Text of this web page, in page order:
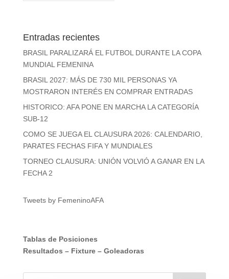
Entradas recientes
BRASIL PARALIZARÁ EL FUTBOL DURANTE LA COPA
MUNDIAL FEMENINA
BRASIL 2027: MÁS DE 730 MIL PERSONAS YA
MOSTRARON INTERÉS EN COMPRAR ENTRADAS
HISTORICO: AFA PONE EN MARCHA LA CATEGORÍA
SUB-12
COMO SE JUEGA EL CLAUSURA 2026: CALENDARIO,
PARATES FECHAS FIFA Y MUNDIALES
TORNEO CLAUSURA: UNIÓN VOLVIÓ A GANAR EN LA
FECHA 2
Tweets by FemeninoAFA
Tablas de Posiciones
Resultados – Fixture– Goleadoras